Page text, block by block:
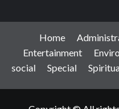
Home
Entertainment
social
Special